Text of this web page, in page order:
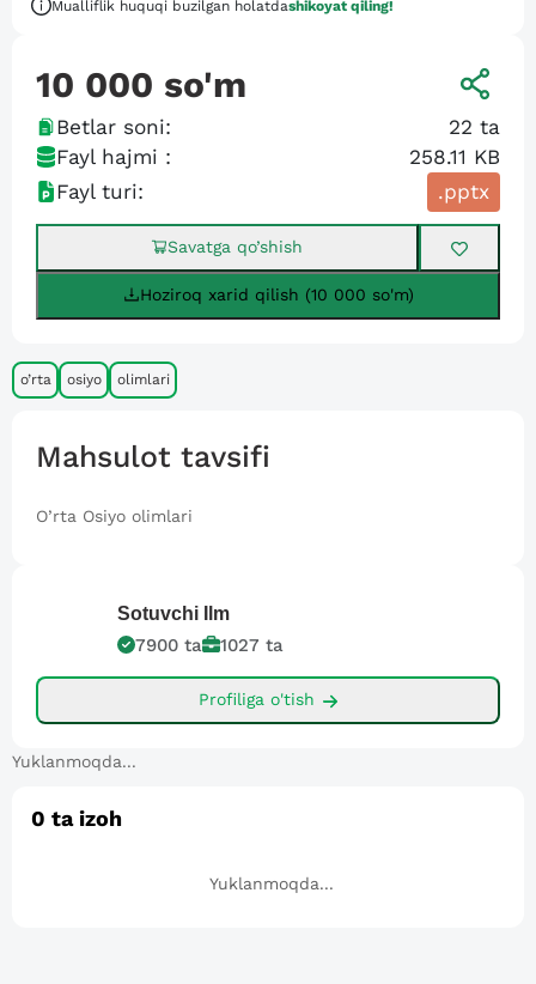
Mualliflik huquqi buzilgan holatdashikoyat qiling!
10 000 so'm
Betlar soni: 22 ta
Fayl hajmi :
258.11 KB
Fayl turi:
.pptx
Savatga qo’shish
Hoziroq xarid qilish (10 000 so'm)
o’rta osiyo olimlari
Mahsulot tavsifi
O’rta Osiyo olimlari
Sotuvchi Ilm
7900 ta 1027 ta
Profiliga o'tish
Yuklanmoqda...
0 ta izoh
Yuklanmoqda...